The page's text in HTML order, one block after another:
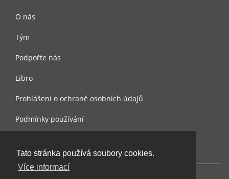
Tato stránka používá soubory cookies.
Více informací
O nás
Tým
Podpořte nás
Libro
Prohlášení o ochraně osobních údajů
Podmínky používání